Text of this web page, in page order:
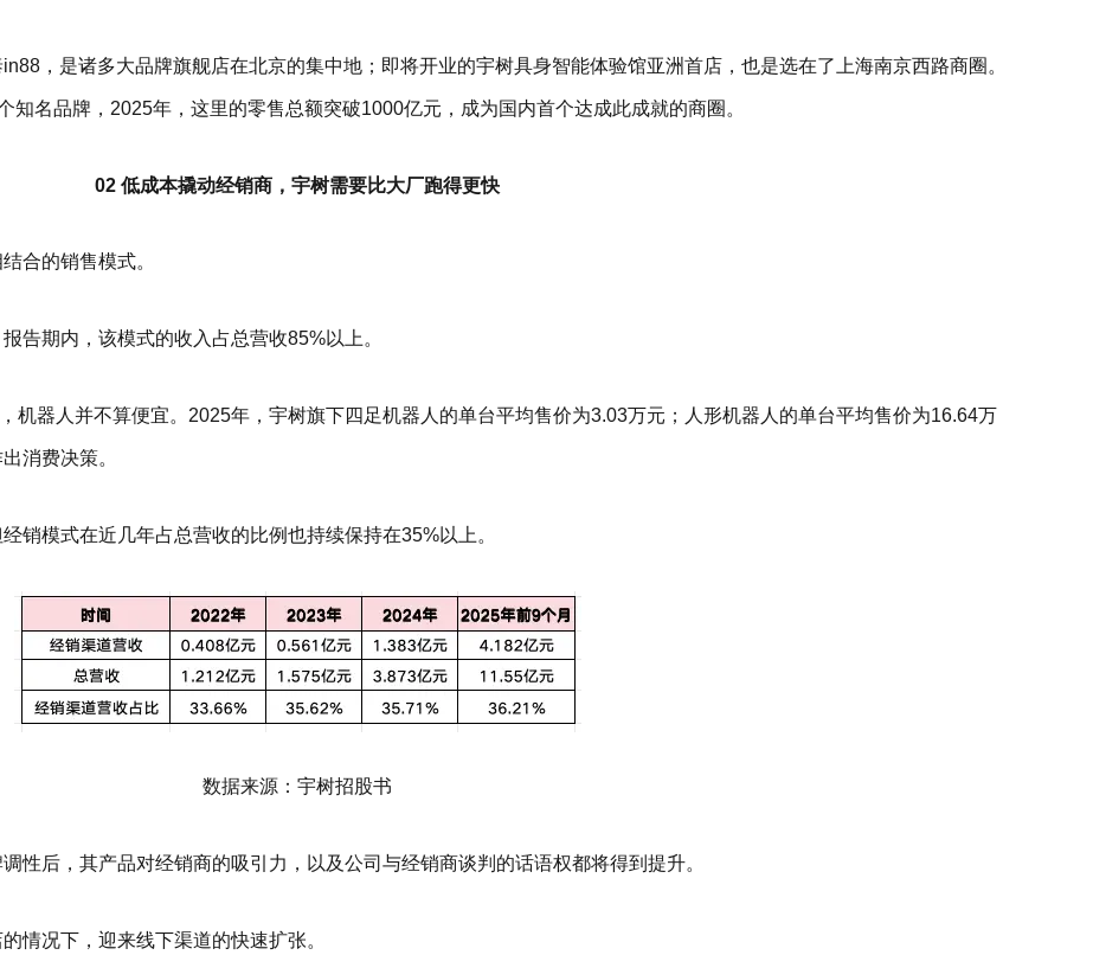
，是诸多大品牌旗舰店在北京的集中地；即将开业的宇树具身智能体验馆亚洲首店，也是选在了上海南京西路商圈。
名品牌，2025年，这里的零售总额突破1000亿元，成为国内首个达成此成就的商圈。
02 低成本撬动经销商，宇树需要比大厂跑得更快
合的销售模式。
告期内，该模式的收入占总营收85%以上。
机器人并不算便宜。2025年，宇树旗下四足机器人的单台平均售价为3.03万元；人形机器人的单台平均售价为16.64万
消费决策。
销模式在近几年占总营收的比例也持续保持在35%以上。
数据来源：宇树招股书
性后，其产品对经销商的吸引力，以及公司与经销商谈判的话语权都将得到提升。
情况下，迎来线下渠道的快速扩张。